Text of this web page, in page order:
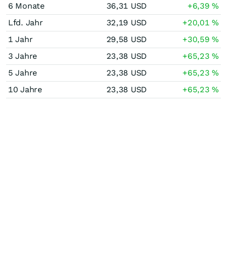
6 Monate
36,31 USD +6,39%
Lfd. Jahr
32,19 USD +20,01%
1 Jahr
29,58 USD +30,59%
3 Jahre
23,38 USD +65,23%
5 Jahre
23,38 USD +65,23%
10 Jahre
23,38 USD +65,23%